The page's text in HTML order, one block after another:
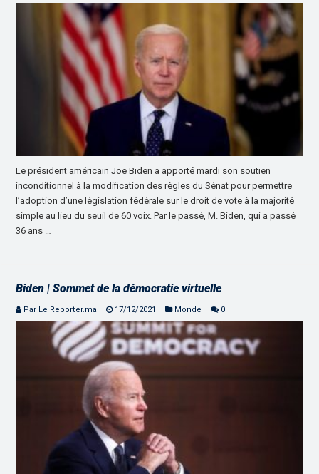
Le président américain Joe Biden a apporté mardi son soutien
inconditionnel à la modification des règles du Sénat pour permettre
l’adoption d’une législation fédérale sur le droit de vote à la majorité
simple au lieu du seuil de 60 voix. Par le passé, M. Biden, qui a passé
36 ans …
Biden | Sommet de la démocratie virtuelle
Par Le Reporter.ma 17/12/2021 Monde 0